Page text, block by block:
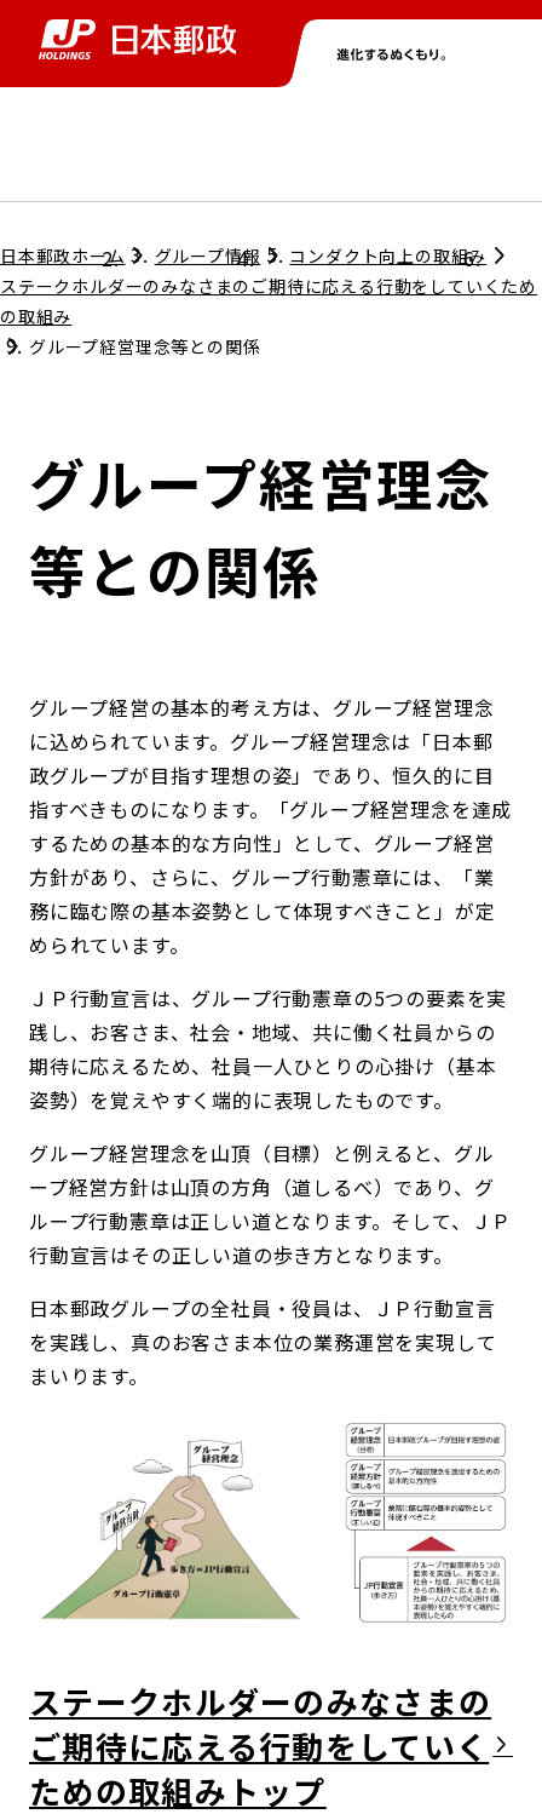
グループ情報トップ
会社情報
ガバナンス
コンダクト向上の取組み
関連事業
株主・投資家情報トップ
経営方針
株式情報
財務情報・IR資料
IRカレンダー
ニューストップ
サステナビリティトップ
取締役兼代表執行役社長メッセージ
サステナビリティマネジメント
持続可能な金融のフレームワーク
社会
ガバナンス
ESGデータ集
採用情報トップ
日本郵政ホーム グループ情報
コンダクト向上の取組み
ステークホルダーのみなさまのご期待に応える行動をしていくため
の取組み
グループ経営理念等との関係
グループ経営理念
等との関係
グループ経営の基本的考え方は、グループ経営理念
に込められています。グループ経営理念は「日本郵
政グループが目指す理想の姿」であり、恒久的に目
指すべきものになります。「グループ経営理念を達成
するための基本的な方向性」として、グループ経営
方針があり、さらに、グループ行動憲章には、「業
務に臨む際の基本姿勢として体現すべきこと」が定
められています。
ＪＰ行動宣言は、グループ行動憲章の5つの要素を実
践し、お客さま、社会・地域、共に働く社員からの
期待に応えるため、社員一人ひとりの心掛け（基本
姿勢）を覚えやすく端的に表現したものです。
グループ経営理念を山頂（目標）と例えると、グル
ープ経営方針は山頂の方角（道しるべ）であり、グ
ループ行動憲章は正しい道となります。そして、ＪＰ
行動宣言はその正しい道の歩き方となります。
日本郵政グループの全社員・役員は、ＪＰ行動宣言
を実践し、真のお客さま本位の業務運営を実現して
まいります。
ステークホルダーのみなさまの
ご期待に応える行動をしていく
ための取組み